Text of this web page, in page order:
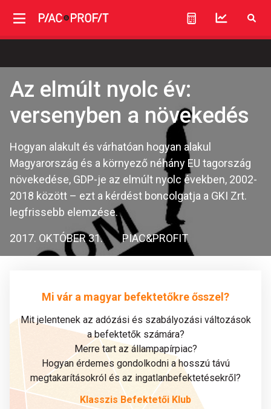
Az elmúlt nyolc év:
versenyben a növekedés
Hogyan alakult és várhatóan hogyan alakul
Magyarország és a környező néhány EU tagország
növekedése, GDP-je az elmúlt nyolc években, 2002-
2018 között – ezt a kérdést boncolgatja a GKI Zrt.
legfrissebb elemzése.
2017. OKTÓBER 31. PIAC&PROFIT
Mi vár a magyar befektetőkre ősszel?
Mit jelentenek az adózási és szabályozási változások
a befektetők számára?
Merre tart az állampapírpiac?
Hogyan érdemes gondolkodni a hosszú távú
megtakarításokról és az ingatlanbefektetésekről?
Klasszis Befektetői Klub